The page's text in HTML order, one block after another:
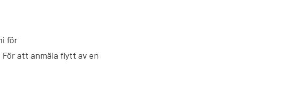
för
att anmäla flytt av en